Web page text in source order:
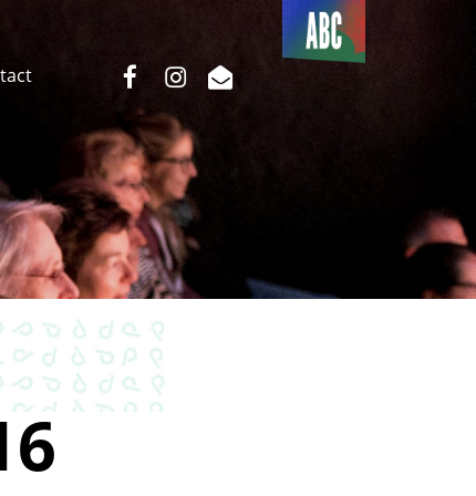
Du côté
de l’ABC
facebookinstagram
email